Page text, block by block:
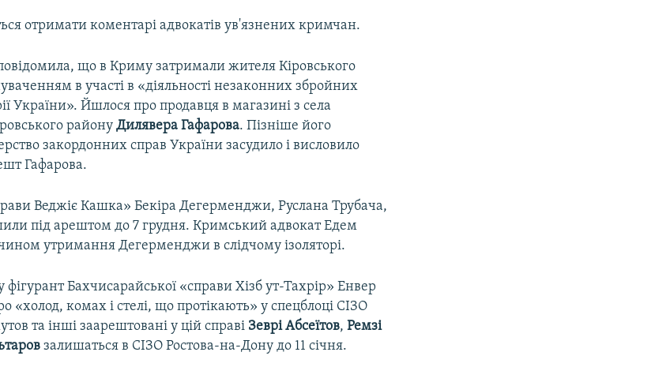
отримати коментарі адвокатів ув'язнених кримчан.
що в Криму затримали жителя Кіровського
в участі в «діяльності незаконних збройних
України». Йшлося про продавця в магазині з села
районуДилявера Гафарова. Пізніше його
закордонних справ України засудило і висловило
Гафарова.
Веджіє Кашка» Бекіра Дегерменджи, Руслана Трубача,
під арештом до 7 грудня. Кримський адвокат Едем
утримання Дегерменджи в слідчому ізоляторі.
фігурант Бахчисарайської «справи Хізб ут-Тахрір» Енвер
«холод, комах і стелі, що протікають» у спецблоці СІЗО
та інші заарештовані у цій справі Зеврі Абсеїтов,Ремзі
залишаться в СІЗО Ростова-на-Дону до 11 січня.